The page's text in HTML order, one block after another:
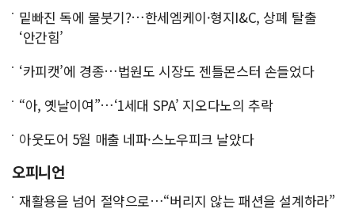
밑빠진 독에 물붓기?…한세엠케이·형지I&C, 상폐 탈출
‘안간힘’
‘카피캣’에 경종…법원도 시장도 젠틀몬스터 손들었다
“아, 옛날이여”…‘1세대 SPA’ 지오다노의 추락
아웃도어 5월 매출 네파·스노우피크 날았다
오피니언
재활용을 넘어 절약으로…“버리지 않는 패션을 설계하라”